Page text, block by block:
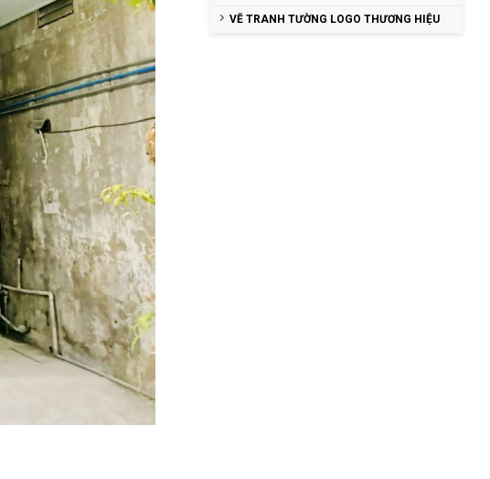
VẼ TRANH TƯỜNG LOGO THƯƠNG HIỆU